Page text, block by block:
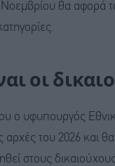
θα αφορά
οι
ο υφυπουργός
αρχές του 2026 και
στους